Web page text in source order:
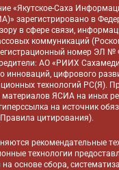
«Якутское-Саха
зарегистрировано в
в сфере связи,
коммуникаций
номер ЭЛ
АО «РИИХ
инноваций, цифрового
технологий РС(Я).
материалов ЯСИА на иных
на источник
Правила цитирования).
рекомендательные
технологии
основе сбора,